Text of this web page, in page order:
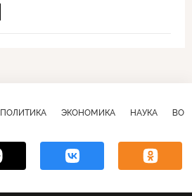
ПОЛИТИКА ЭКОНОМИКА НАУКА